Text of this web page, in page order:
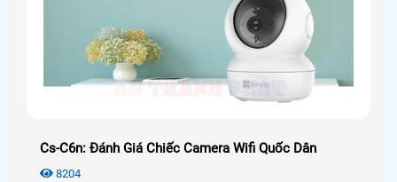
Cs-C6n: Đánh Giá Chiếc Camera Wifi Quốc Dân
8204